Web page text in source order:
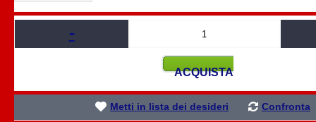
-
ACQUISTA
Metti in lista dei desideri Confronta